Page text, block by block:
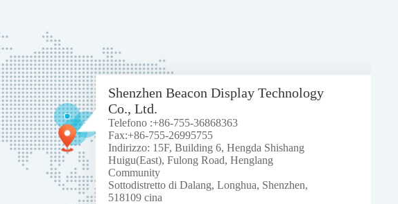
Shenzhen Beacon Display Technology
Co., Ltd.
Telefono :+86-755-36868363
Fax:+86-755-26995755
Indirizzo: 15F, Building 6, Hengda Shishang
Huigu(East), Fulong Road, Henglang
Community
Sottodistretto di Dalang, Longhua, Shenzhen,
518109 cina